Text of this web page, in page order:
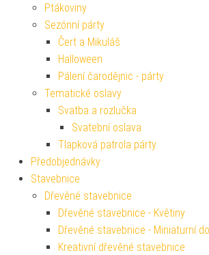
Ptákoviny
Sezónní párty
Čert a Mikuláš
Halloween
Pálení čarodějnic - párty
Tematické oslavy
Svatba a rozlučka
Svatební oslava
Tlapková patrola párty
Předobjednávky
Stavebnice
Dřevěné stavebnice
Dřevěné stavebnice - Květiny
Dřevěné stavebnice - Miniaturní
Kreativní dřevěné stavebnice